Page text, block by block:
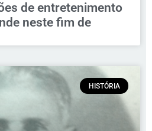
de entretenimento
neste fim de
HISTÓRIA